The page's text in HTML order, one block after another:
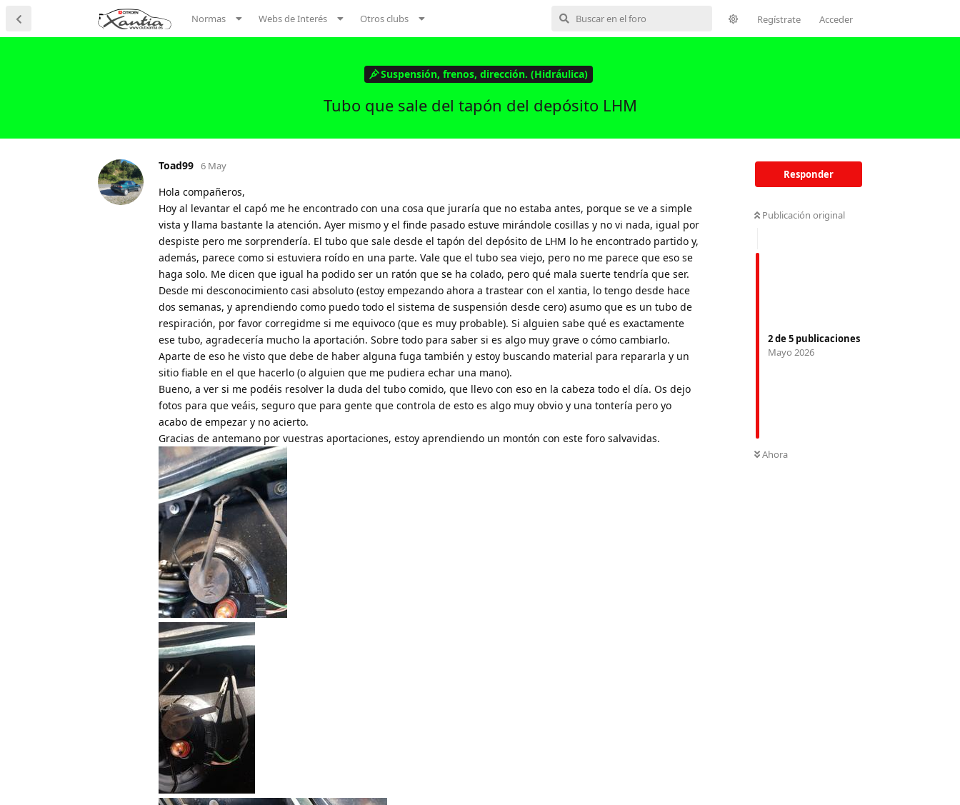
Normas Webs de Interés Otros clubs Regístrate Acceder
Suspensión, frenos, dirección. (Hidráulica)
Tubo que sale del tapón del depósito LHM
Responder
Publicación original
2de 5 publicaciones
Mayo 2026
Ahora
Toad99 6 May
Hola compañeros,
Hoy al levantar el capó me he encontrado con una cosa que juraría que no estaba antes, porque se ve a simple
vista y llama bastante la atención. Ayer mismo y el finde pasado estuve mirándole cosillas y no vi nada, igual por
despiste pero me sorprendería. El tubo que sale desde el tapón del depósito de LHM lo he encontrado partido y,
además, parece como si estuviera roído en una parte. Vale que el tubo sea viejo, pero no me parece que eso se
haga solo. Me dicen que igual ha podido ser un ratón que se ha colado, pero qué mala suerte tendría que ser.
Desde mi desconocimiento casi absoluto (estoy empezando ahora a trastear con el xantia, lo tengo desde hace
dos semanas, y aprendiendo como puedo todo el sistema de suspensión desde cero) asumo que es un tubo de
respiración, por favor corregidme si me equivoco (que es muy probable). Si alguien sabe qué es exactamente
ese tubo, agradecería mucho la aportación. Sobre todo para saber si es algo muy grave o cómo cambiarlo.
Aparte de eso he visto que debe de haber alguna fuga también y estoy buscando material para repararla y un
sitio fiable en el que hacerlo (o alguien que me pudiera echar una mano).
Bueno, a ver si me podéis resolver la duda del tubo comido, que llevo con eso en la cabeza todo el día. Os dejo
fotos para que veáis, seguro que para gente que controla de esto es algo muy obvio y una tontería pero yo
acabo de empezar y no acierto.
Gracias de antemano por vuestras aportaciones, estoy aprendiendo un montón con este foro salvavidas.